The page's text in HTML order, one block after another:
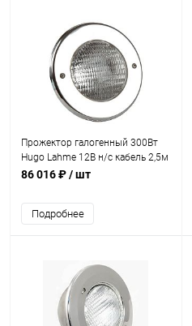
Прожектор галогенный 300Вт
Hugo Lahme 12В н/с кабель 2,5м
(4130020)
86 016 ₽/ шт
Подробнее